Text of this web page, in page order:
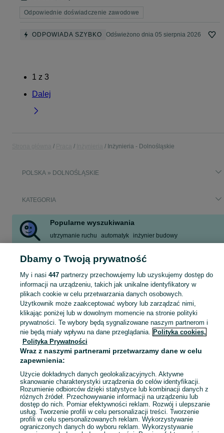
Odpowiednie doświadczenie zawodowe
ODPOWIADA SZYBKO Odświeżono dnia 05 sierpnia 2026
1 z 3
Dalej
Inżynieria - Dolnośląskie
POLSKA » DOLNOŚLĄSKIE
KATEGORIA
Popularne wyszukiwania
utrzymanie ruchu automatyk inżynier budowy
Mapa kategorii
Mapa miejscowości
Mapa ministron
Popularne wyszukiwania
Dbamy o Twoją prywatność
My i nasi 447partnerzy przechowujemy lub uzyskujemy dostęp do
informacji na urządzeniu, takich jak unikalne identyfikatory w
plikach cookie w celu przetwarzania danych osobowych.
Użytkownik może zaakceptować wybory lub zarządzać nimi,
klikając poniżej lub w dowolnym momencie na stronie polityki
prywatności. Te wybory będą sygnalizowane naszym partnerom i
nie będą miały wpływu na dane przeglądania. Polityka cookies,
Polityka Prywatności
Wraz z naszymi partnerami przetwarzamy dane w celu
zapewnienia:
Użycie dokładnych danych geolokalizacyjnych. Aktywne
skanowanie charakterystyki urządzenia do celów identyfikacji.
Rozumienie odbiorców dzięki statystyce lub kombinacji danych z
różnych źródeł. Przechowywanie informacji na urządzeniu lub
dostęp do nich. Pomiar efektywności reklam. Rozwój i ulepszanie
usług. Tworzenie profili w celu personalizacji treści. Tworzenie
profili w celu spersonalizowanych reklam. Wykorzystywanie
ograniczonych danych do wyboru reklam. Wykorzystywanie